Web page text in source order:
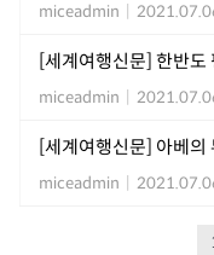
miceadmin
[세계여행신문] 한반
miceadmin
[세계여행신문] 아베
miceadmin